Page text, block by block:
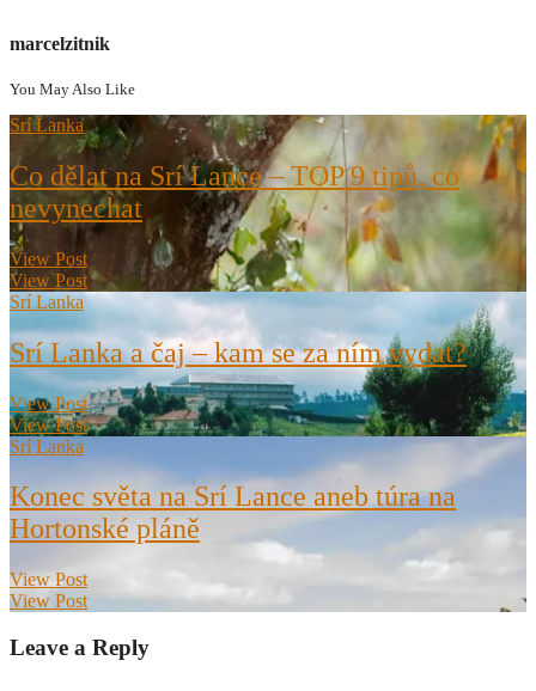
marcelzitnik
You May Also Like
Srí Lanka
Co dělat na Srí Lance – TOP 9 tipů, co
nevynechat
View Post
View Post
Srí Lanka
Srí Lanka a čaj – kam se za ním vydat?
View Post
View Post
Srí Lanka
Konec světa na Srí Lance aneb túra na
Hortonské pláně
View Post
View Post
Leave a Reply